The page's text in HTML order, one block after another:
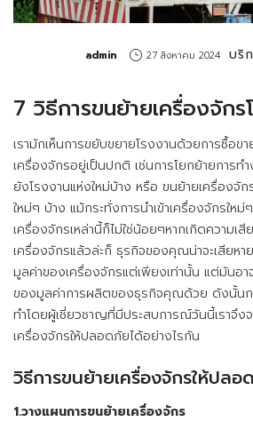
by
admin 27 สิงหาคม 2024 บริ
7 วิธีการขนย้ายเครื่องจักร
เรามักเห็นการขยับขยายโรงงานด้วยการซื้อข
เครื่องจักรอยู่เป็นปกติ เช่นการโยกย้ายการท
ยังโรงงานแห่งใหม่บ้าง หรือ ขนย้ายเครื่องจัก
ใหม่ๆ บ้าง แม้กระทั่งการนำเข้าเครื่องจักรให
เครื่องจักรเหล่านี้ก็ไม่ใช่น้อยๆหากเกิดความเสี
เครื่องจักรแล้วล่ะก็ ธุรกิจของคุณน่าจะเสียหาย
มูลค่าของเครื่องจักรแต่เพียงเท่านั้น แต่มันอ
ของมูลค่าการผลิตของธุรกิจคุณด้วย ดังนั้นก
ทำโดยผู้เชี่ยวชาญที่มีประสบการณ์วันนี้เราจึงจ
เครื่องจักรให้ปลอดภัยได้อย่างไรกัน
วิธีการขนย้ายเครื่องจักรให้ปลอ
1.วางแผนการขนย้ายเครื่องจักร